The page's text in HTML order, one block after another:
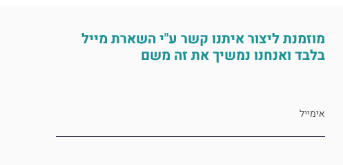
מוזמנת ליצור איתנו קשר ע"י השארת מייל
בלבד ואנחנו נמשיך את זה משם